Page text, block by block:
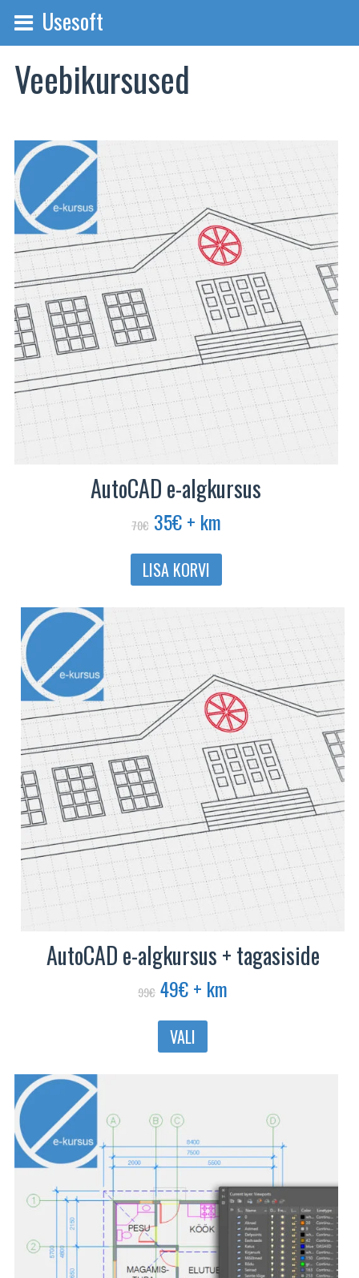
Usesoft
Veebikursused
AutoCAD e-algkursus
70€ Algne
oli:
70€.
35€Praegune
on:
35€.
+ km
LISA KORVI
AutoCAD e-algkursus + tagasiside
99€ Algne
oli:
99€.
49€Praegune
on:
49€.
+ km
VALI